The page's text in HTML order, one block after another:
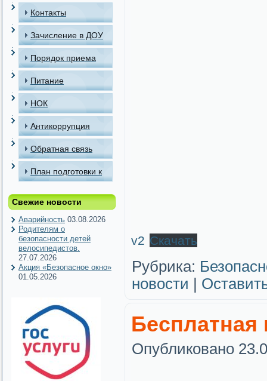
Контакты
Зачисление в ДОУ
Порядок приема
детей в МАДОУ
Питание
НОК
Антикоррупция
Обратная связь
План подготовки к
периоду
Свежие новости
Аварийность 03.08.2026
Родителям о
безопасности детей
велосипедистов.
27.07.2026
Акция «Безопасное окно»
01.05.2026
v2 Скачать
Рубрика:
новости
Опубликовано